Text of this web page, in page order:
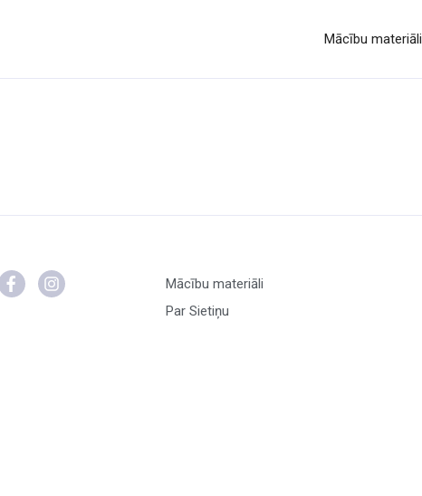
Mācību materiāli
Mācību materiāli
Par Sietiņu